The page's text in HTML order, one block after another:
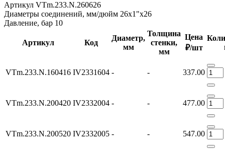
Артикул VTm.233.N.260626
Диаметры соединений, мм/дюйм 26х1"х26
Давление, бар 10
Артикул Код
Диаметр,
мм
Толщина
стенки,
мм
Цена
₽/шт
VTm.233.N.160416 IV2331604 - - 337.00
VTm.233.N.200420 IV2332004 - - 477.00
VTm.233.N.200520 IV2332005 - - 547.00